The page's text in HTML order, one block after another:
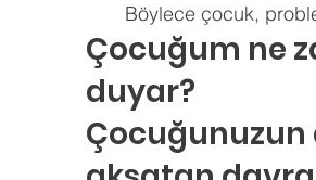
Böylece çocuk,
Çocuğum ne
duyar?
Çocuğunuzun